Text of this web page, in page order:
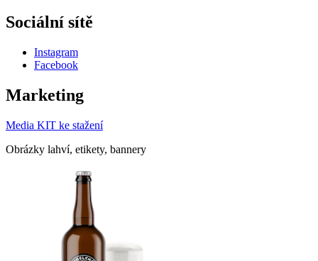
Sociální sítě
Instagram
Facebook
Marketing
Media KIT ke stažení
Obrázky lahví, etikety, bannery